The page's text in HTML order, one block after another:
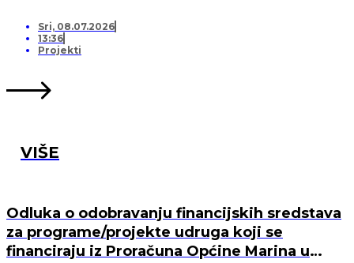
Sri, 08.07.2026
13:36
Projekti
VIŠE
Odluka o odobravanju financijskih sredstava
za programe/projekte udruga koji se
financiraju iz Proračuna Općine Marina u